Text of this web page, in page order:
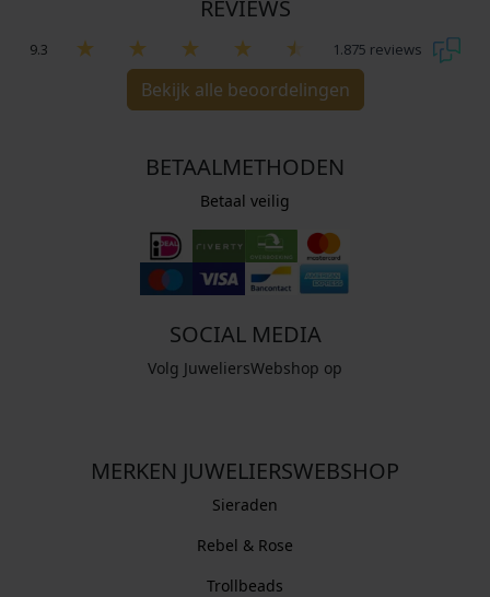
REVIEWS
9.3 1.875 reviews
Bekijk alle beoordelingen
BETAALMETHODEN
Betaal veilig
SOCIAL MEDIA
Volg JuweliersWebshop op
MERKEN JUWELIERSWEBSHOP
Sieraden
Rebel & Rose
Trollbeads